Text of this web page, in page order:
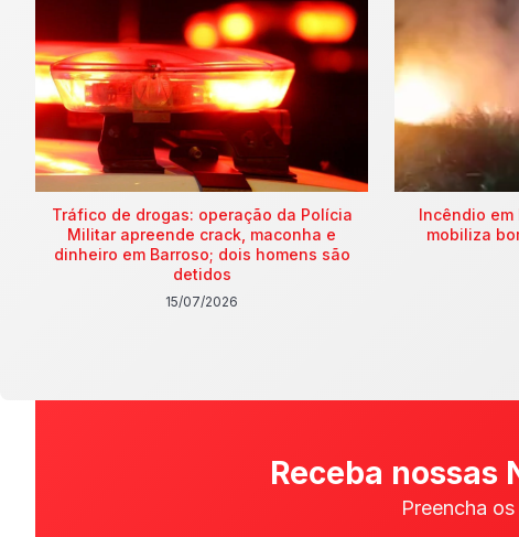
Tráfico de drogas: operação da Polícia
Militar apreende crack, maconha e
dinheiro em Barroso; dois homens são
detidos
15/07/2026
Incêndio
mobiliza
Receba nossas
Preencha